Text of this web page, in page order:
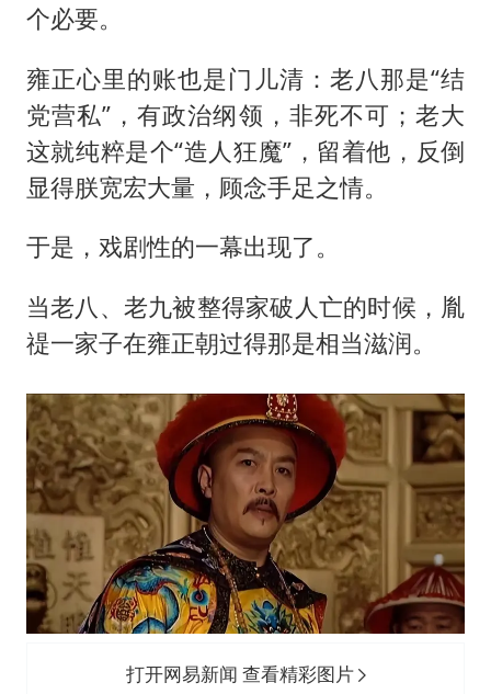
个必要。
雍正心里的账也是门儿清：老八那是“结
党营私”，有政治纲领，非死不可；老大
这就纯粹是个“造人狂魔”，留着他，反倒
显得朕宽宏大量，顾念手足之情。
于是，戏剧性的一幕出现了。
当老八、老九被整得家破人亡的时候，胤
禔一家子在雍正朝过得那是相当滋润。
打开网易新闻 查看精彩图片